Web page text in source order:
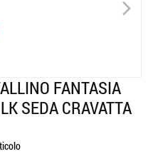
FANTASIA
SEDA CRAVATTA